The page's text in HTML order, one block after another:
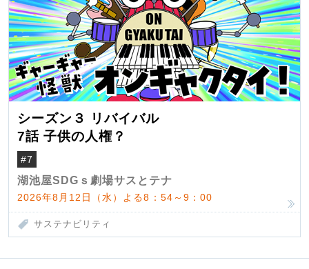
シーズン３ リバイバル
7話 子供の人権？
#7
湖池屋SDGｓ劇場サスとテナ
2026年8月12日（水）よる8：54～9：00
サステナビリティ